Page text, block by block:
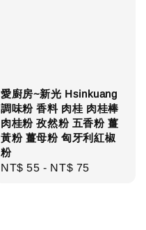
愛廚房~新光 Hsinkuang
調味粉 香料 肉桂 肉桂棒
肉桂粉 孜然粉 五香粉 薑
黃粉 薑母粉 匈牙利紅椒
粉
Regular
NT$ 55 - NT$ 75